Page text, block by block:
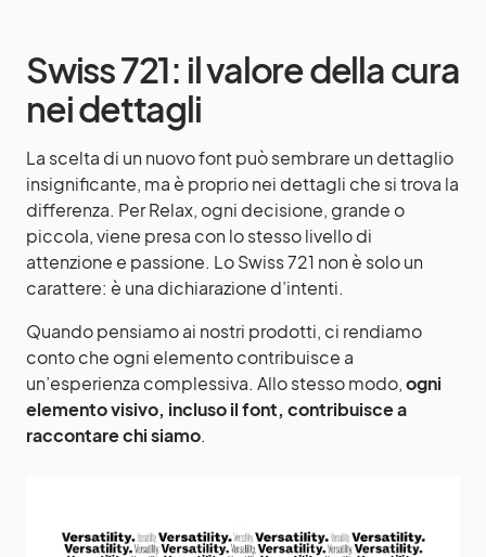
Swiss 721: il valore della cura
nei dettagli
La scelta di un nuovo font può sembrare un dettaglio
insignificante, ma è proprio nei dettagli che si trova la
differenza. Per Relax, ogni decisione, grande o
piccola, viene presa con lo stesso livello di
attenzione e passione. Lo Swiss 721 non è solo un
carattere: è una dichiarazione d’intenti.
Quando pensiamo ai nostri prodotti, ci rendiamo
conto che ogni elemento contribuisce a
un’esperienza complessiva. Allo stesso modo,ogni
elemento visivo, incluso il font, contribuisce a
raccontare chi siamo.